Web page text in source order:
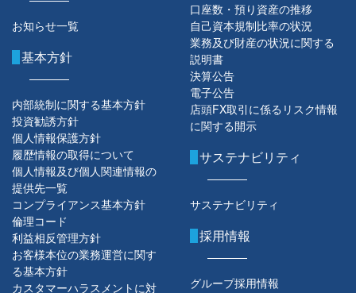
お知らせ一覧
口座数・預り資産の推移
自己資本規制比率の状況
業務及び財産の状況に関する
説明書
決算公告
電子公告
店頭FX取引に係るリスク情報
に関する開示
基本方針
内部統制に関する基本方針
投資勧誘方針
個人情報保護方針
履歴情報の取得について
個人情報及び個人関連情報の
提供先一覧
コンプライアンス基本方針
倫理コード
利益相反管理方針
お客様本位の業務運営に関す
る基本方針
カスタマーハラスメントに対
サステナビリティ
サステナビリティ
採用情報
グループ採用情報